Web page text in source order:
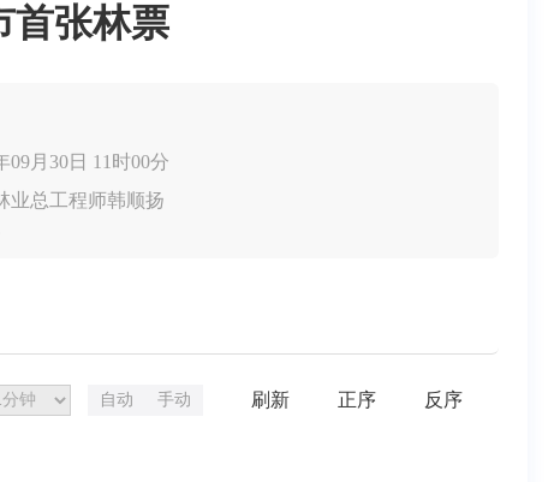
首张林票
09月30日 11时00分
业总工程师韩顺扬
自动 手动 刷新 正序 反序